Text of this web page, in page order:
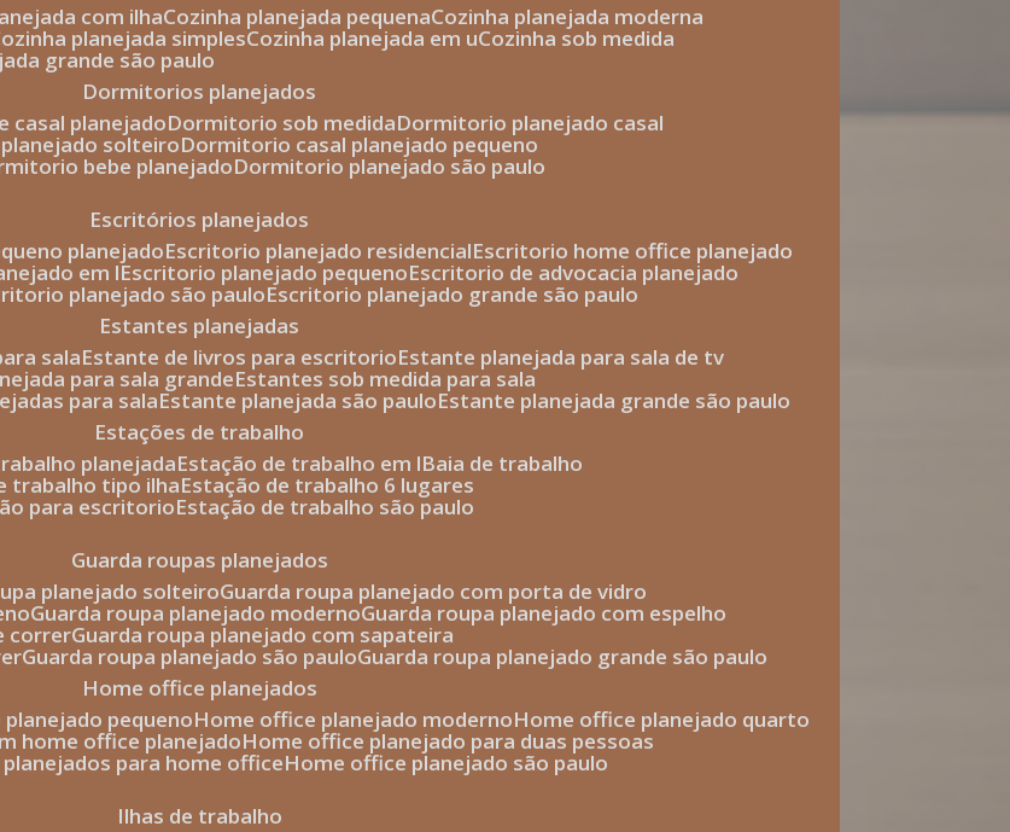
com ilha cozinha planejada pequena cozinha planejada moderna
cozinha planejada simples cozinha planejada em u cozinha sob medida
grande são paulo
dormitorios planejados
casal planejado dormitorio sob medida dormitorio planejado casal
solteiro dormitorio casal planejado pequeno
bebe planejado dormitorio planejado são paulo
escritórios planejados
planejado escritorio planejado residencial escritorio home office planejado
em l escritorio planejado pequeno escritorio de advocacia planejado
planejado são paulo escritorio planejado grande são paulo
estantes planejadas
sala estante de livros para escritorio estante planejada para sala de tv
para sala grande estantes sob medida para sala
para sala estante planejada são paulo estante planejada grande são paulo
estações de trabalho
planejada estação de trabalho em l baia de trabalho
trabalho tipo ilha estação de trabalho 6 lugares
para escritorio estação de trabalho são paulo
guarda roupas planejados
planejado solteiro guarda roupa planejado com porta de vidro
guarda roupa planejado moderno guarda roupa planejado com espelho
correr guarda roupa planejado com sapateira
guarda roupa planejado são paulo
guarda roupa planejado grande são paulo
home office planejados
planejado pequeno home office planejado moderno home office planejado quarto
home office planejado home office planejado para duas pessoas
planejados para home office home office planejado são paulo
ilhas de trabalho